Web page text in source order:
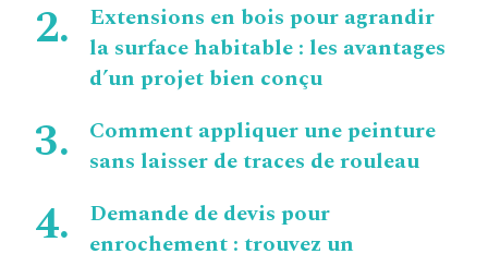
Extensions en bois pour agrandir
la surface habitable : les avantages
d’un projet bien conçu
Comment appliquer une peinture
sans laisser de traces de rouleau
Demande de devis pour
enrochement : trouvez un